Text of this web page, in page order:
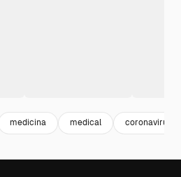
medicina medical coronavirus